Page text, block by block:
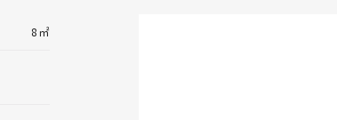
8㎡